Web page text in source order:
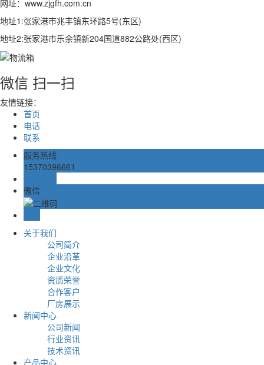
网址：www.zjgfh.com.cn
地址1:张家港市兆丰镇东环路5号(东区)
地址2:张家港市乐余镇新204国道882公路处(西区)
微信 扫一扫
友情链接：
首页
电话
联系
服务热线
15370396661
微信
关于我们
公司简介
企业沿革
企业文化
资质荣誉
合作客户
厂房展示
新闻中心
公司新闻
行业资讯
技术资讯
产品中心